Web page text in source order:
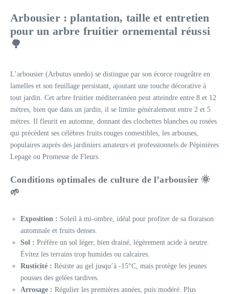
Arbousier : plantation, taille et entretien
pour un arbre fruitier ornemental réussi
🌳
L’arbousier (Arbutus unedo) se distingue par son écorce rougeâtre en
lamelles et son feuillage persistant, ajoutant une touche décorative à
tout jardin. Cet arbre fruitier méditerranéen peut atteindre entre 8 et 12
mètres, bien que dans un jardin, il se limite généralement entre 2 et 5
mètres. Il fleurit en automne, donnant des clochettes blanches ou rosées
qui précèdent ses célèbres fruits rouges comestibles, les arbouses,
populaires auprès des jardiniers amateurs et professionnels de Pépinières
Lepage ou Promesse de Fleurs.
Conditions optimales de culture de l’arbousier 🌞
🌱
Exposition : Soleil à mi-ombre, idéal pour profiter de sa floraison
automnale et fruits denses.
Sol : Préfère un sol léger, bien drainé, légèrement acide à neutre.
Évitez les terrains trop humides ou calcaires.
Rusticité : Résiste au gel jusqu’à -15°C, mais protège les jeunes
pousses des gelées tardives.
Arrosage : Régulier les premières années, puis modéré. Plus